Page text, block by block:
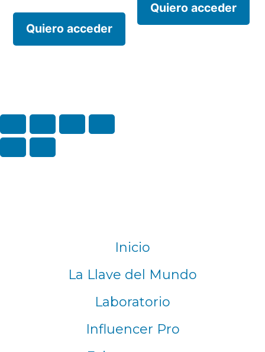
Quiero acceder
Quiero acceder
Inicio
La Llave del Mundo
Laboratorio
Influencer Pro